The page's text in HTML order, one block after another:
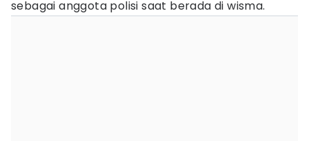
sebagai anggota polisi saat berada di wisma.